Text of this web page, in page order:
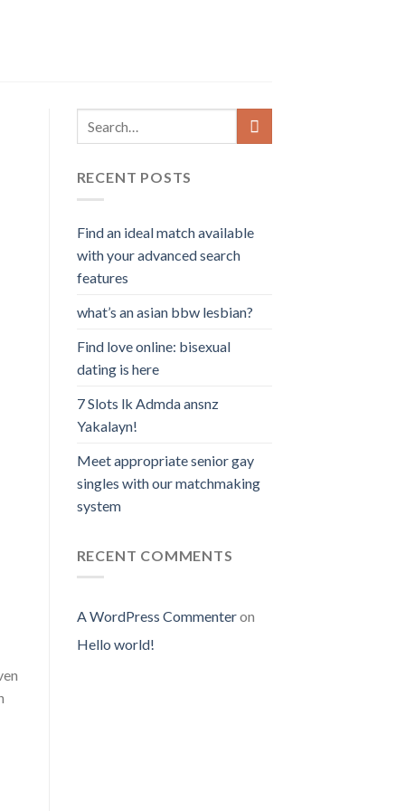
RECENT POSTS
Find an ideal match available
with your advanced search
features
what’s an asian bbw lesbian?
Find love online: bisexual
dating is here
7 Slots lk Admda ansnz
Yakalayn!
Meet appropriate senior gay
singles with our matchmaking
system
RECENT COMMENTS
A WordPress Commenteron
Hello world!